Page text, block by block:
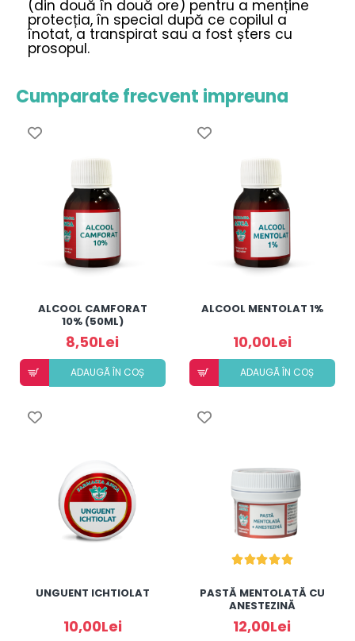
(din două în două ore) pentru a menține
protecția, în special după ce copilul a
înotat, a transpirat sau a fost șters cu
prosopul.
Cumparate frecvent impreuna
ALCOOL CAMFORAT
10% (50ML)
8,50Lei
ADAUGÃ ÎN COȘ
ALCOOL MENTOLAT 1%
10,00Lei
ADAUGÃ ÎN COȘ
UNGUENT ICHTIOLAT
10,00Lei
PASTĂ MENTOLATĂ CU
ANESTEZINĂ
12,00Lei